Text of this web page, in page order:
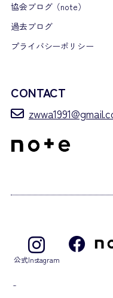
協会ブログ（note）
過去ブログ
プライバシーポリシー
CONTACT
公式Instagram
©2026 Zamami Village